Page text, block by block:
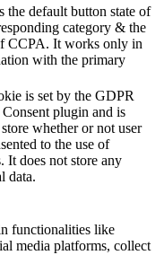
the default button state of
category & the
CCPA. It works only in
with the primary
is set by the GDPR
plugin and is
whether or not user
to the use of
It does not store any
data.
functionalities like
media platforms, collect